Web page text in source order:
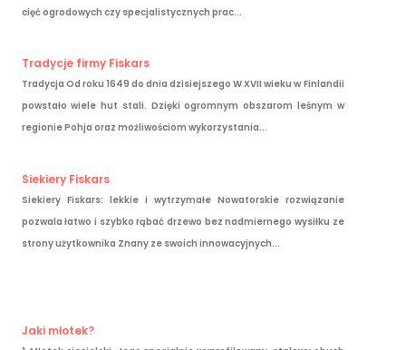
cięć ogrodowych czy specjalistycznych prac...
Tradycje firmy Fiskars
Tradycja Od roku 1649 do dnia dzisiejszego W XVII wieku w Finlandii
powstało wiele hut stali. Dzięki ogromnym obszarom leśnym w
regionie Pohja oraz możliwościom wykorzystania...
Siekiery Fiskars
Siekiery Fiskars: lekkie i wytrzymałe Nowatorskie rozwiązanie
pozwala łatwo i szybko rąbać drzewo bez nadmiernego wysiłku ze
strony użytkownika Znany ze swoich innowacyjnych...
Jaki młotek?